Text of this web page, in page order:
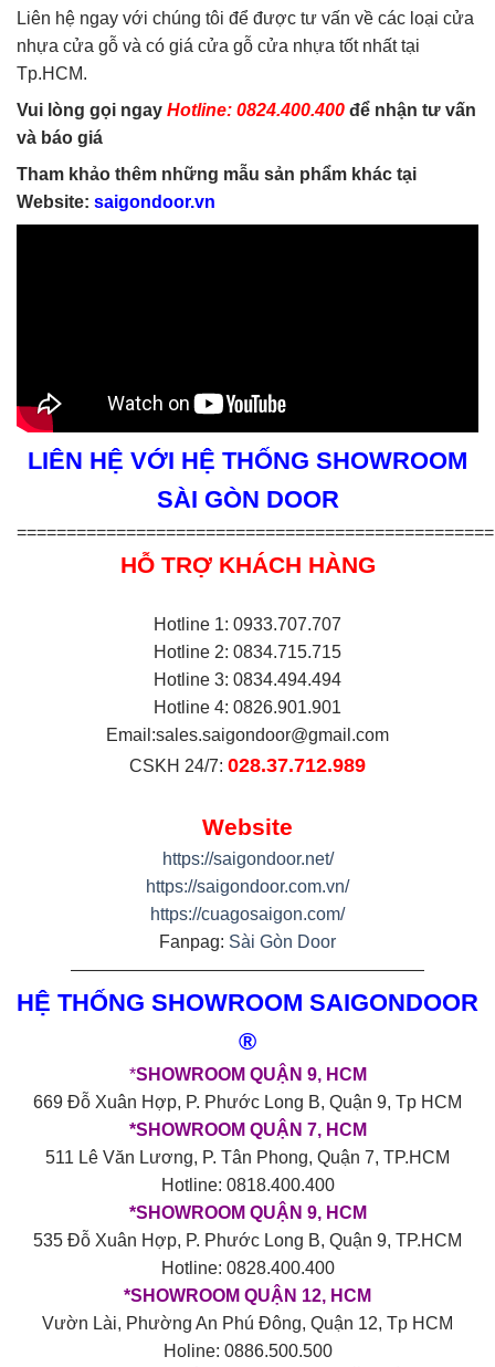
Liên hệ ngay với chúng tôi để được tư vấn về các loại cửa
nhựa cửa gỗ và có giá cửa gỗ cửa nhựa tốt nhất tại
Tp.HCM.
Vui lòng gọi ngay Hotline: 0824.400.400 để nhận tư vấn
và báo giá
Tham khảo thêm những mẫu sản phẩm khác tại
Website: saigondoor.vn
LIÊN HỆ VỚI HỆ THỐNG SHOWROOM
SÀI GÒN DOOR
================================================
HỖ TRỢ KHÁCH HÀNG
Hotline 1: 0933.707.707
Hotline 2: 0834.715.715
Hotline 3: 0834.494.494
Hotline 4: 0826.901.901
Email:sales.saigondoor@gmail.com
CSKH 24/7: 028.37.712.989
Website
https://saigondoor.net/
https://saigondoor.com.vn/
https://cuagosaigon.com/
Fanpag: Sài Gòn Door
————————————————————
HỆ THỐNG SHOWROOM SAIGONDOOR
®
*SHOWROOM QUẬN 9, HCM
669 Đỗ Xuân Hợp, P. Phước Long B, Quận 9, Tp HCM
*SHOWROOM QUẬN 7, HCM
511 Lê Văn Lương, P. Tân Phong, Quận 7, TP.HCM
Hotline: 0818.400.400
*SHOWROOM QUẬN 9, HCM
535 Đỗ Xuân Hợp, P. Phước Long B, Quận 9, TP.HCM
Hotline: 0828.400.400
*SHOWROOM QUẬN 12, HCM
Vườn Lài, Phường An Phú Đông, Quận 12, Tp HCM
Holine: 0886.500.500